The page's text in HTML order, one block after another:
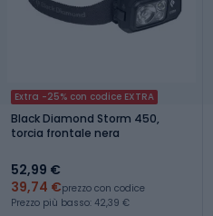
Extra -25% con codice EXTRA
Black Diamond Storm 450,
torcia frontale nera
52,99 €
39,74 €prezzo con codice
Prezzo più basso: 42,39 €